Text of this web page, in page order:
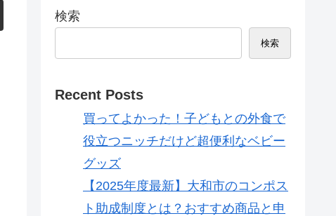
検索
検索
Recent Posts
買ってよかった！子どもとの外食で
役立つニッチだけど超便利なベビー
グッズ
【2025年度最新】大和市のコンポス
ト助成制度とは？おすすめ商品と申